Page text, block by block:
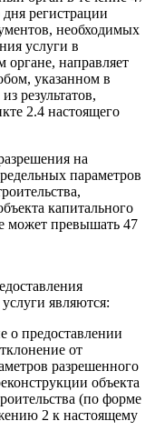
регистрации
необходимых
услуги в
направляет
указанном в
результатов,
2.4 настоящего
на
параметров
капитального
может превышать 47
являются:
о предоставлении
от
разрешенного
объекта
(по форме
2 к настоящему